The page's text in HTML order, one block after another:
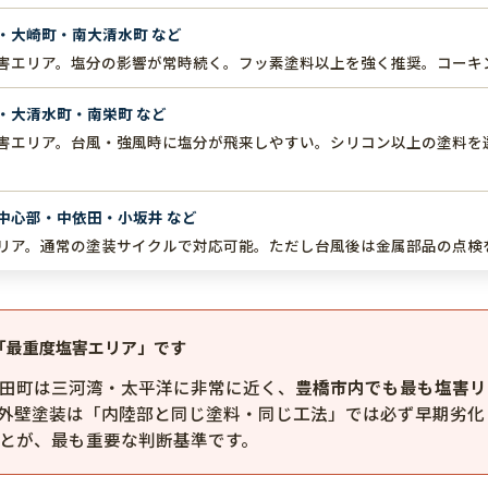
大崎町・南大清水町 など
エリア。塩分の影響が常時続く。フッ素塗料以上を強く推奨。コー
大清水町・南栄町 など
エリア。台風・強風時に塩分が飛来しやすい。シリコン以上の塗料
心部・中依田・小坂井 など
ア。通常の塗装サイクルで対応可能。ただし台風後は金属部品の点検
重度塩害エリア」です
町は三河湾・太平洋に非常に近く、 豊橋市内でも最も塩害
壁塗装は「内陸部と同じ塗料・同じ工法」では必ず早期劣
が、最も重要な判断基準です。